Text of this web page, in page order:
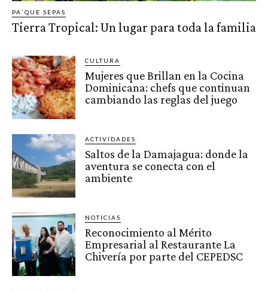
PA`QUE SEPAS
Tierra Tropical: Un lugar para toda la familia
CULTURA
Mujeres que Brillan en la Cocina
Dominicana: chefs que continuan
cambiando las reglas del juego
ACTIVIDADES
Saltos de la Damajagua: donde la
aventura se conecta con el
ambiente
NOTICIAS
Reconocimiento al Mérito
Empresarial al Restaurante La
Chivería por parte del CEPEDSC